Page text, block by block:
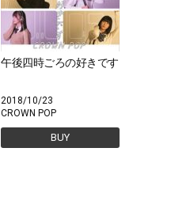
午後四時ごろの好きです
2018/10/23
CROWN POP
BUY